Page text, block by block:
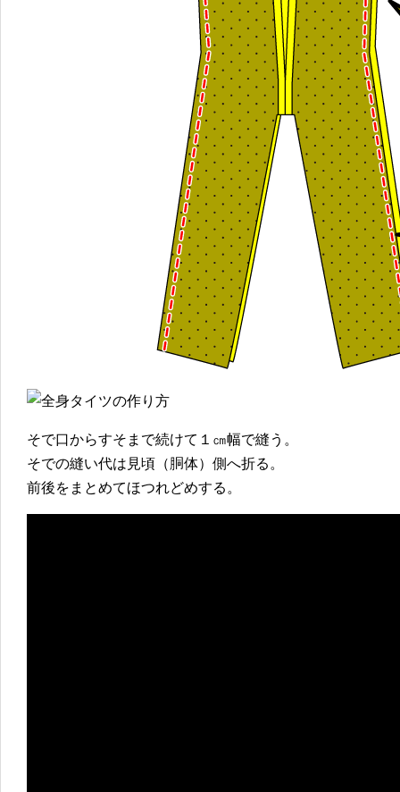
そで口からすそまで続けて１㎝幅で縫う。
そでの縫い代は見頃（胴体）側へ折る。
前後をまとめてほつれどめする。